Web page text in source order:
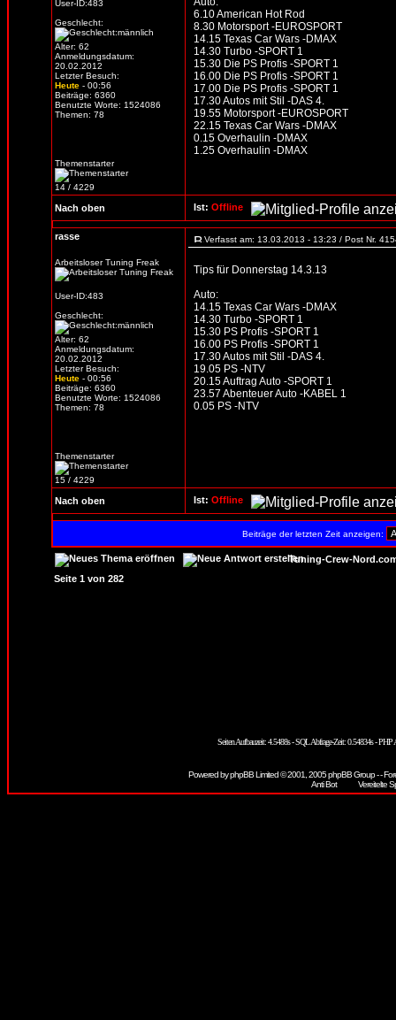
User-ID:483
Geschlecht:
Alter: 62
Anmeldungsdatum:
20.02.2012
Letzter Besuch:
Heute - 00:56
Beiträge: 6360
Benutzte Worte: 1524086
Themen: 78
Themenstarter
14 / 4229
6.10 American Hot Rod
8.30 Motorsport -EUROSPORT
14.15 Texas Car Wars -DMAX
14.30 Turbo -SPORT 1
15.30 Die PS Profis -SPORT 1
16.00 Die PS Profis -SPORT 1
17.00 Die PS Profis -SPORT 1
17.30 Autos mit Stil -DAS 4.
19.55 Motorsport -EUROSPORT
22.15 Texas Car Wars -DMAX
0.15 Overhaulin -DMAX
1.25 Overhaulin -DMAX
Nach oben Ist: Offline
rasse
Arbeitsloser Tuning Freak
User-ID:483
Geschlecht:
Alter: 62
Anmeldungsdatum:
20.02.2012
Letzter Besuch:
Heute - 00:56
Beiträge: 6360
Benutzte Worte: 1524086
Themen: 78
Themenstarter
15 / 4229
Verfasst am: 13.03.2013 - 13:23 / Post Nr.
Tips für Donnerstag 14.3.13
Auto:
14.15 Texas Car Wars -DMAX
14.30 Turbo -SPORT 1
15.30 PS Profis -SPORT 1
16.00 PS Profis -SPORT 1
17.30 Autos mit Stil -DAS 4.
19.05 PS -NTV
20.15 Auftrag Auto -SPORT 1
23.57 Abenteuer Auto -KABEL 1
0.05 PS -NTV
Nach oben Ist: Offline
Beiträge der letzten Zeit anzeigen:
Tuning-Crew-
Seite 1 von 282
Seiten Aufbauzeit: 4.5488s - SQL Abfrage-Zeit: 0.54834s -
Powered byphpBBLimited © 2001, 2005 phpBB Group - -
Vereitelte